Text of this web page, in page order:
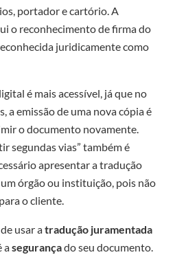
portador e cartório. A
o reconhecimento de firma do
juridicamente como
é mais acessível, já que no
a emissão de uma nova cópia é
o documento novamente.
segundas vias” também é
apresentar a tradução
órgão ou instituição, pois não
o cliente.
usar atradução juramentada
asegurançado seu documento.